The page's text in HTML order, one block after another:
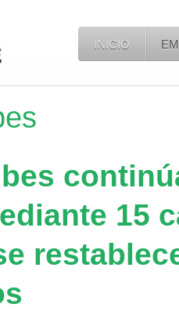
INICIO
15